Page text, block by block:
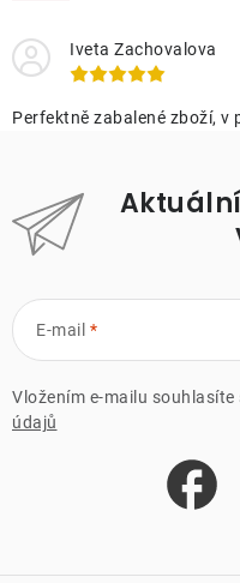
Iveta Zachovalova
Perfektně zabalené zboží,
E-mail
Vložením e-mailu souhlasíte
údajů